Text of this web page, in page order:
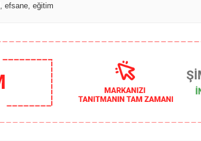
efsane eğitim